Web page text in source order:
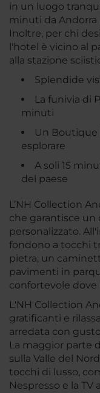
in un luogo
minuti da Andorra
Inoltre, per chi
l'hotel è vicino al
alla stazione
Splendide
La funivia di
minuti
Un
esplorare
A soli 15
del paese
L’NH Collection
che garantisce un
personalizzato.
fondono a tocchi
pietra, un
pavimenti in
confortevole dove
L'NH Collection
gratificanti e
arredata con
La maggior parte
sulla Valle del
tocchi di lusso,
Nespresso e la